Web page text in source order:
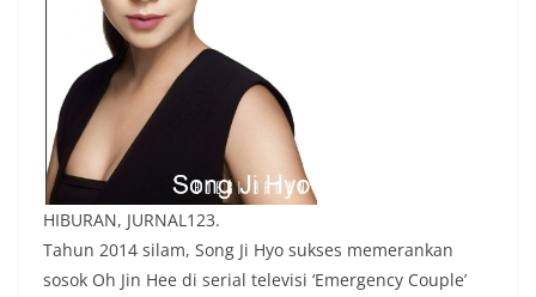
HIBURAN, JURNAL123.
Tahun 2014 silam, Song Ji Hyo sukses memerankan
sosok Oh Jin Hee di serial televisi ‘Emergency Couple’